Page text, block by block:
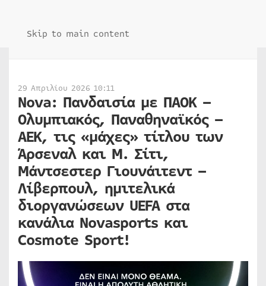
Skip to main content
29 Απριλίου 2026 10:11
Nova: Πανδαισία με ΠΑΟΚ –
Ολυμπιακός, Παναθηναϊκός –
ΑΕΚ, τις «μάχες» τίτλου των
Άρσεναλ και Μ. Σίτι,
Μάντσεστερ Γιουνάιτεντ –
Λίβερπουλ, ημιτελικά
διοργανώσεων UEFA στα
κανάλια Novasports και
Cosmote Sport!